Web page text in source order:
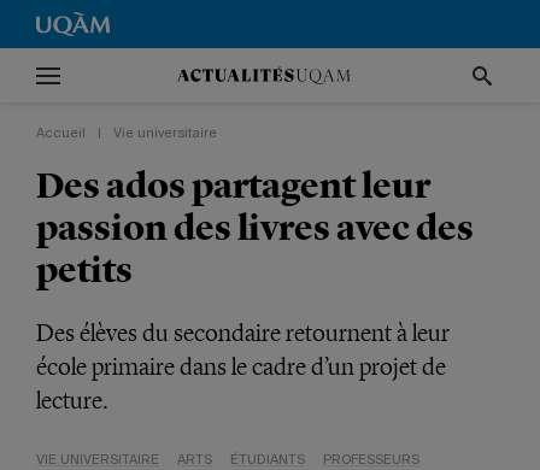
Accueil Vie universitaire
Des ados partagent leur
passion des livres avec des
petits
Des élèves du secondaire retournent à leur
école primaire dans le cadre d’un projet de
lecture.
VIE UNIVERSITAIRE ARTS ÉTUDIANTS PROFESSEURS